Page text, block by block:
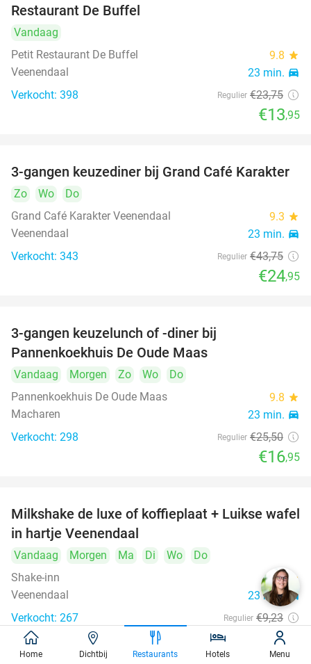
Restaurant De Buffel
Vandaag
Petit Restaurant De Buffel
9.8 star
Veenendaal 23 min. directions_car
Verkocht: 398 Regulier €23,75
€13,95
43%
3-gangen keuzediner bij Grand Café Karakter
Zo Wo
Do
Grand Café Karakter Veenendaal
9.3 star
Veenendaal 23 min. directions_car
Verkocht: 343 Regulier €43,75
€24,95
3-gangen keuzelunch of -diner bij
Pannenkoekhuis De Oude Maas
Vandaag Morgen Zo Wo
Do
Pannenkoekhuis De Oude Maas
9.8 star
Macharen 23 min. directions_car
Verkocht: 298 Regulier €25,50
€16,95
36%
Milkshake de luxe of koffieplaat + Luikse wafel
in hartje Veenendaal
Vandaag Morgen Ma Di Wo
Do
Shake-inn
9.8star
Veenendaal 23 min.directions_car
Verkocht: 267 Regulier €9,23
€5
Home Dichtbij Restaurants Hotels Menu